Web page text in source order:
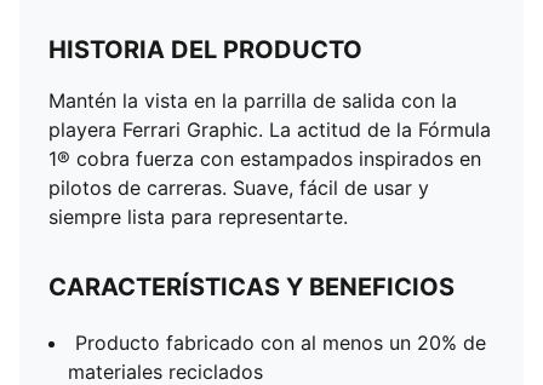
HISTORIA DEL PRODUCTO
Mantén la vista en la parrilla de salida con la
playera Ferrari Graphic. La actitud de la Fórmula
1® cobra fuerza con estampados inspirados en
pilotos de carreras. Suave, fácil de usar y
siempre lista para representarte.
CARACTERÍSTICAS Y BENEFICIOS
Producto fabricado con al menos un 20% de
materiales reciclados